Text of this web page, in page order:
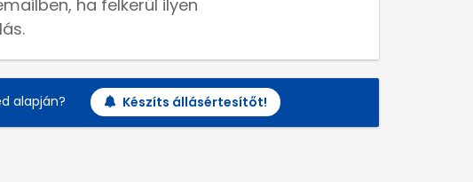
ha felkerül ilyen
alapján? Készíts állásértesítőt!